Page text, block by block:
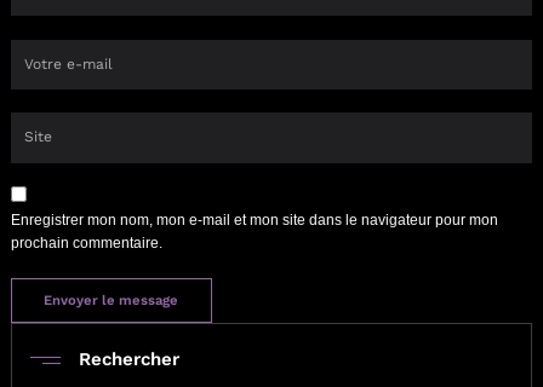
Enregistrer mon nom, mon e-mail et mon site dans le navigateur pour mon
prochain commentaire.
Rechercher